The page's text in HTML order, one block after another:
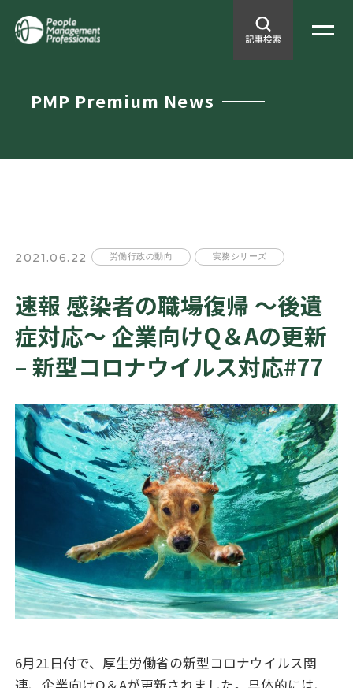
PMP Premium News
2021.06.22 労働行政の動向 実務シリーズ
速報 感染者の職場復帰 ～後遺
症対応～ 企業向けQ＆Aの更新
– 新型コロナウイルス対応#77
6月21日付で、厚生労働省の新型コロナウイルス関